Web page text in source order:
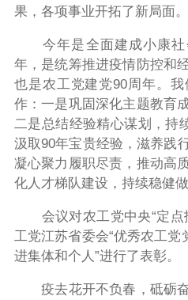
果，各项事业开拓了新局面。
今年是全面建成小康
年，是统筹推进疫情防控和
也是农工党建党90周年。
作：一是巩固深化主题教育
二是总结经验精心谋划，持
汲取90年宝贵经验，滋养践
凝心聚力履职尽责，推动高
化人才梯队建设，持续稳健
会议对农工党中央“定
工党江苏省委会“优秀农工党
进集体和个人”进行了表彰。
疫去花开不负春，砥砺